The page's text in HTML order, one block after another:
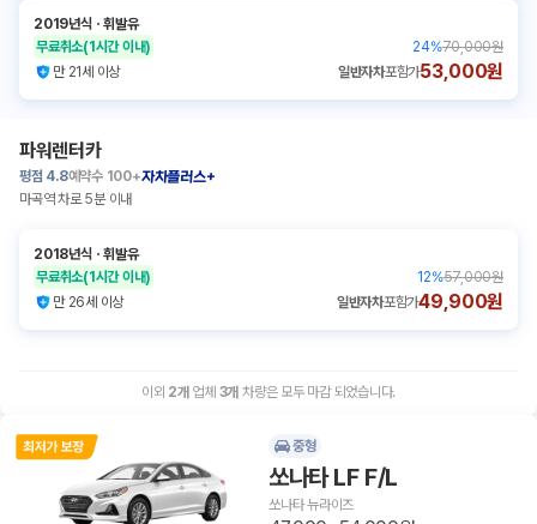
2019년식 ㆍ휘발유
무료취소(1시간 이내) 24%70,000원
만 21세 이상
일반자차포함가53,000원
파워렌터카
평점 4.8예약수 100+자차플러스+
마곡역 차로 5분 이내
2018년식 ㆍ휘발유
무료취소(1시간 이내) 12%57,000원
만 26세 이상
일반자차포함가49,900원
이외 2개 업체 3개 차량은 모두 마감 되었습니다.
중형
쏘나타 LF F/L
쏘나타 뉴라이즈